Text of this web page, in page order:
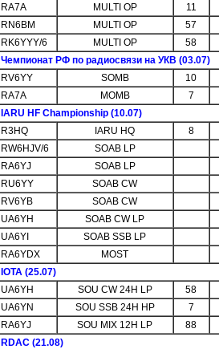
RA7A
MULTI OP
11
RN6BM
MULTI OP
57
RK6YYY/6
MULTI OP
58
Чемпионат РФ по радиосвязи на УКВ (03.07)
RV6YY
SOMB
10
RA7A
MOMB
7
IARU HF Championship (10.07)
R3HQ
IARU HQ
8
RW6HJV/6
SOAB LP
RA6YJ
SOAB LP
RU6YY
SOAB CW
RV6YB
SOAB CW
UA6YH
SOAB CW LP
UA6YI
SOAB SSB LP
RA6YDX
MOST
IOTA (25.07)
UA6YH
SOU CW 24H LP
58
UA6YN
SOU SSB 24H HP
7
RA6YJ
SOU MIX 12H LP
88
RDAC (21.08)